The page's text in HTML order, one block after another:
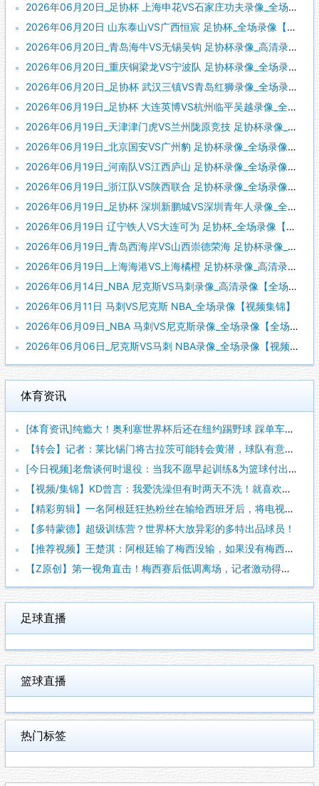
2026年06月20日_足协杯 上海申花VS石家庄功夫录像_全场录像【高清回放】
2026年06月20日 山东泰山VS广西恒宸 足协杯_全场录像【视频集锦】
2026年06月20日_青岛海牛VS无锡吴钩 足协杯录像_高清录像【全场回放】
2026年06月20日_重庆铜梁龙VS宁波队 足协杯录像_全场录像【视频集锦】
2026年06月20日_足协杯 武汉三镇VS青岛红狮录像_全场录像【全场回放】
2026年06月19日_足协杯 大连英博VS杭州临平吴越录像_全场录像【视频集锦】
2026年06月19日_天津津门虎VS兰州陇原竞技 足协杯录像_全场录像【全场回放】
2026年06月19日_北京国安VS广州豹 足协杯录像_全场录像【视频集锦】
2026年06月19日_河南队VS江西庐山 足协杯录像_全场录像【视频集锦】
2026年06月19日_浙江队VS陕西联合 足协杯录像_全场录像【视频集锦】
2026年06月19日_足协杯 深圳新鹏城VS深圳青年人录像_全场录像【全场回放】
2026年06月19日 辽宁铁人VS大连可为 足协杯_全场录像【视频集锦】
2026年06月19日_青岛西海岸VS山西崇德荣海 足协杯录像_高清录像【全场回放】
2026年06月19日_上海海港VS上海橘橙 足协杯录像_高清录像【全场回放】
2026年06月14日_NBA 尼克斯VS马刺录像_高清录像【全场回放】
2026年06月11日 马刺VS尼克斯 NBA_全场录像【视频集锦】
2026年06月09日_NBA 马刺VS尼克斯录像_全场录像【全场回放】
2026年06月06日_尼克斯VS马刺 NBA录像_全场录像【视频集锦】
体育资讯
[体育资讯]纯瘾大！奥利塞世界杯后还在纽约踢野球 踩单车被断
【转会】记者：莱比锡门将古拉茨可能转会黄潜，球队有意买奥尔特
[今日视频]老詹谈何时退役：当我不愿早起训练&为篮球付出时，
【视频/集锦】KD曾言：我爱洗澡但有时两天不洗！就喜欢脏一点
【精彩剪辑】一名阿根廷狂热粉丝在输给西班牙后，将电视从阳台上
【多特蒙德】超级训练营？世界杯大放异彩的多特出品球员！
【推荐视频】王楚淇：阿根廷输了梅西没输，如果没有梅西这阿根廷
【Z原创】第一视角直击！梅西赛后低调离场，记者激动得连话都说
足球直播
篮球直播
热门标签